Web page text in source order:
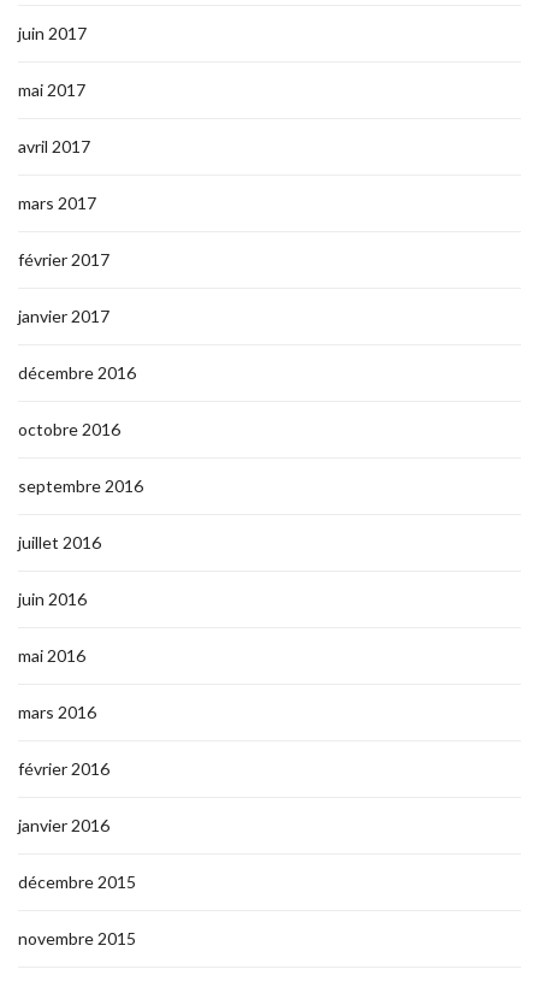
juin 2017
mai 2017
avril 2017
mars 2017
février 2017
janvier 2017
décembre 2016
octobre 2016
septembre 2016
juillet 2016
juin 2016
mai 2016
mars 2016
février 2016
janvier 2016
décembre 2015
novembre 2015